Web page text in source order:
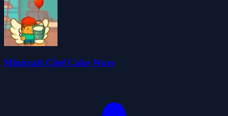
Minicraft Chef Cake Wars